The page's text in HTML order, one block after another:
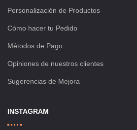
Personalización de Productos
Cómo hacer tu Pedido
Métodos de Pago
Opiniones de nuestros clientes
Sugerencias de Mejora
INSTAGRAM